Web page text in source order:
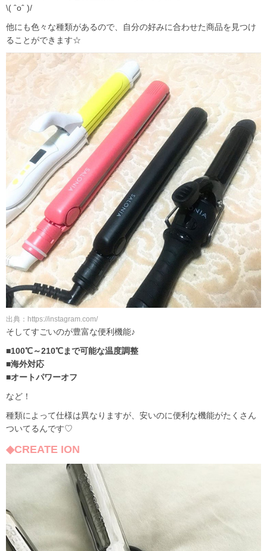
\( ˆoˆ )/
他にも色々な種類があるので、自分の好みに合わせた商品を見つけ
ることができます☆
出典：https://instagram.com/
そしてすごいのが豊富な便利機能♪
■100℃～210℃まで可能な温度調整
■海外対応
■オートパワーオフ
など！
種類によって仕様は異なりますが、安いのに便利な機能がたくさん
ついてるんです♡
◆CREATE ION